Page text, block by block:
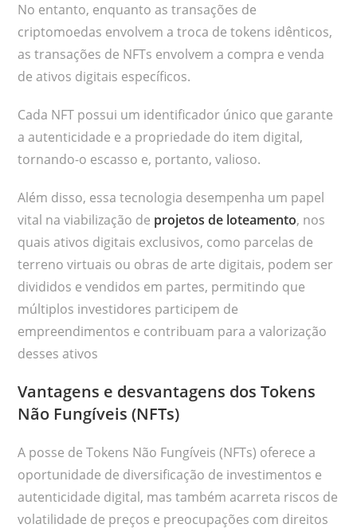
No entanto, enquanto as transações de
criptomoedas envolvem a troca de tokens idênticos,
as transações de NFTs envolvem a compra e venda
de ativos digitais específicos.
Cada NFT possui um identificador único que garante
a autenticidade e a propriedade do item digital,
tornando-o escasso e, portanto, valioso.
Além disso, essa tecnologia desempenha um papel
vital na viabilização de projetos de loteamento, nos
quais ativos digitais exclusivos, como parcelas de
terreno virtuais ou obras de arte digitais, podem ser
divididos e vendidos em partes, permitindo que
múltiplos investidores participem de
empreendimentos e contribuam para a valorização
desses ativos
Vantagens e desvantagens dos Tokens
Não Fungíveis (NFTs)
A posse de Tokens Não Fungíveis (NFTs) oferece a
oportunidade de diversificação de investimentos e
autenticidade digital, mas também acarreta riscos de
volatilidade de preços e preocupações com direitos